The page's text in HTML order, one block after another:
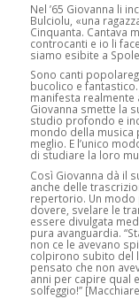
Nel ’65 Giovanna li
Bulciolu, «una
Cinquanta. Cantava
controcanti e io li
siamo esibite a
Sono canti
bucolico e
manifesta realmente
Giovanna smette la
studio profondo e
mondo della musica
meglio. E l’unico
di studiare la loro
Così Giovanna dà il
anche delle
repertorio. Un
dovere, svelare le
essere divulgata
pura avanguardia.
non ce le avevano
colpirono subito del
pensato che non
anni per capire qual
solfeggio!”